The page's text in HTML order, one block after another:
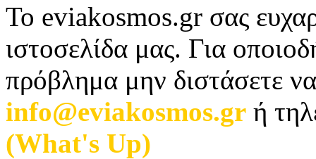
Το eviakosmos.gr σας
ιστοσελίδα μας. Για
πρόβλημα μην διστάσετε
info@eviakosmos.gr ή
(What's Up)